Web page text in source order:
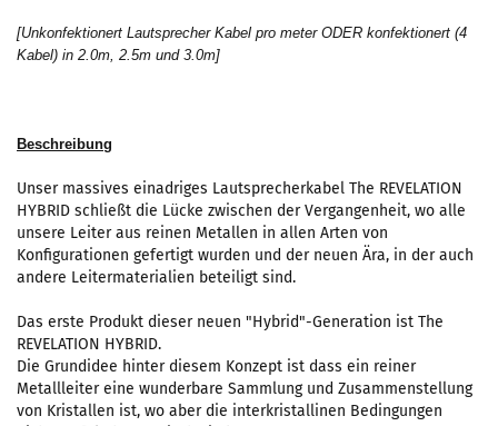
[Unkonfektionert Lautsprecher Kabel pro meter ODER konfektionert (4
Kabel) in 2.0m, 2.5m und 3.0m]
Beschreibung
Unser massives einadriges Lautsprecherkabel The REVELATION
HYBRID schließt die Lücke zwischen der Vergangenheit, wo alle
unsere Leiter aus reinen Metallen in allen Arten von
Konfigurationen gefertigt wurden und der neuen Ära, in der auch
andere Leitermaterialien beteiligt sind.
Das erste Produkt dieser neuen "Hybrid"-Generation ist The
REVELATION HYBRID.
Die Grundidee hinter diesem Konzept ist dass ein reiner
Metallleiter eine wunderbare Sammlung und Zusammenstellung
von Kristallen ist, wo aber die interkristallinen Bedingungen